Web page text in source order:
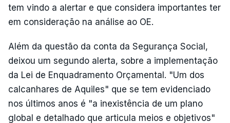
tem vindo a alertar e que considera importantes ter
em consideração na análise ao OE.
Além da questão da conta da Segurança Social,
deixou um segundo alerta, sobre a implementação
da Lei de Enquadramento Orçamental. "Um dos
calcanhares de Aquiles" que se tem evidenciado
nos últimos anos é "a inexistência de um plano
global e detalhado que articula meios e objetivos"